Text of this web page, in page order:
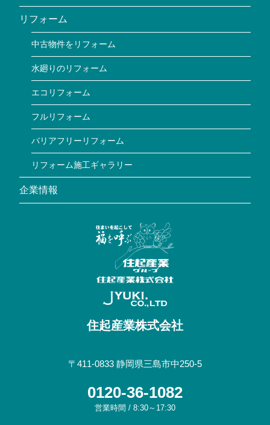
リフォーム
中古物件をリフォーム
水廻りのリフォーム
エコリフォーム
フルリフォーム
バリアフリーリフォーム
リフォーム施工ギャラリー
企業情報
住起産業株式会社
〒411-0833 静岡県三島市中250-5
0120-36-1082
営業時間 / 8:30～17:30